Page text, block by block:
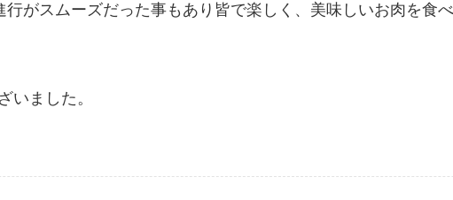
行がスムーズだった事もあり皆で楽しく、美味しいお肉を食
いました。